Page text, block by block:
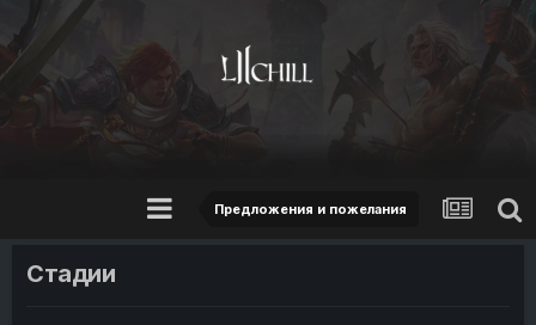
Предложения и пожелания
Стадии